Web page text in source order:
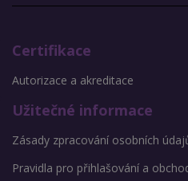
Certifikace
Autorizace a akreditace
Užitečné informace
Zásady zpracování osobních
Pravidla pro přihlašování a